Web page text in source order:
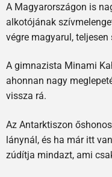
A Magyarországon is
alkotójának
végre magyarul, teljesen
A gimnazista Minami
ahonnan nagy
vissza rá.
Az Antarktiszon
lánynál, és ha már itt
zúdítja mindazt, ami